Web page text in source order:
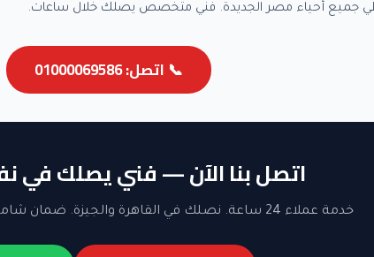
جميع أحياء مصر الجديدة. فني متخصص يصلك خلال ساعات.
📞 اتصل: 01000069586
اتصل بنا الآن — فني يصلك في
خدمة عملاء 24 ساعة. نصلك في القاهرة والجيزة. ضمان شامل على جميع الإصلاحات.